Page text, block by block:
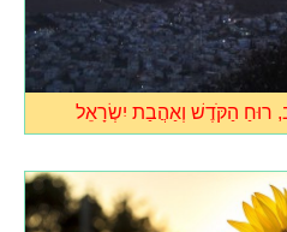
רוּחַ הַקֹּדֶשׁ וְאַהֲבַת יִשְׂרָאֵל